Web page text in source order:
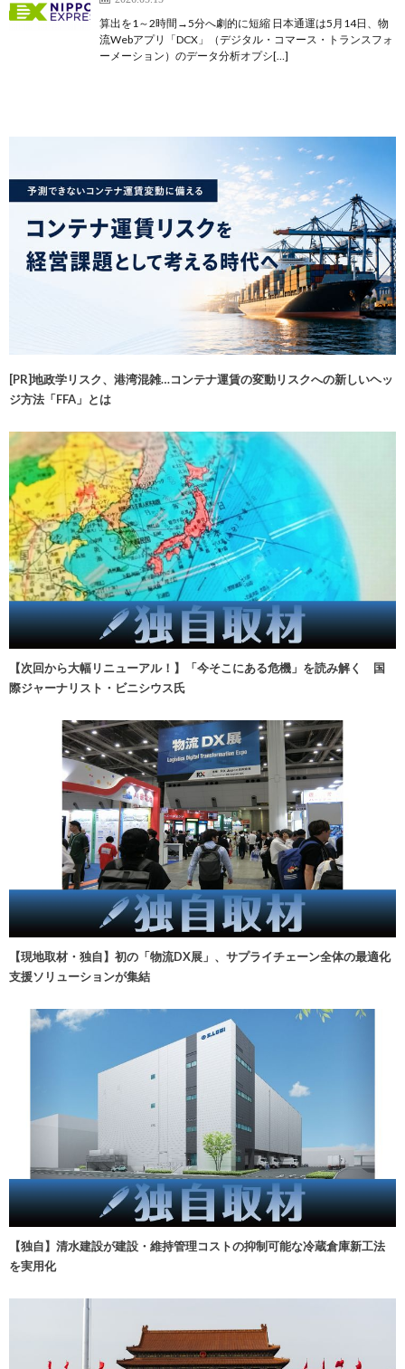
算出を1～2時間→5分へ劇的に短縮 日本通運は5月14日、物
流Webアプリ「DCX」（デジタル・コマース・トランスフォ
ーメーション）のデータ分析オプシ[…]
[PR]地政学リスク、港湾混雑…コンテナ運賃の変動リスクへの新しいヘッ
ジ方法「FFA」とは
【次回から大幅リニューアル！】「今そこにある危機」を読み解く 国
際ジャーナリスト・ビニシウス氏
【現地取材・独自】初の「物流DX展」、サプライチェーン全体の最適化
支援ソリューションが集結
【独自】清水建設が建設・維持管理コストの抑制可能な冷蔵倉庫新工法
を実用化